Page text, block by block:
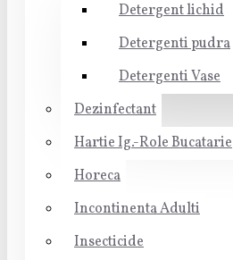
Detergent lichid
Detergenti pudra
Detergenti Vase
Dezinfectant
Hartie Ig.-Role Bucatarie
Horeca
Incontinenta Adulti
Insecticide